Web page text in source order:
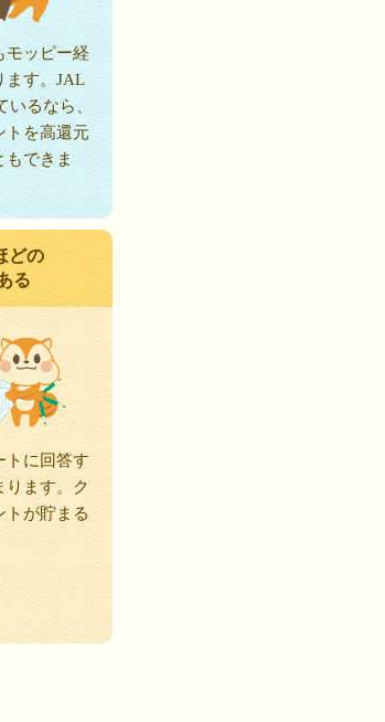
モッピー経
ます。JAL
るなら、
トを高還元
もできま
どの
る
トに回答す
ります。ク
トが貯まる